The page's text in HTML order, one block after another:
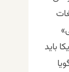
باید